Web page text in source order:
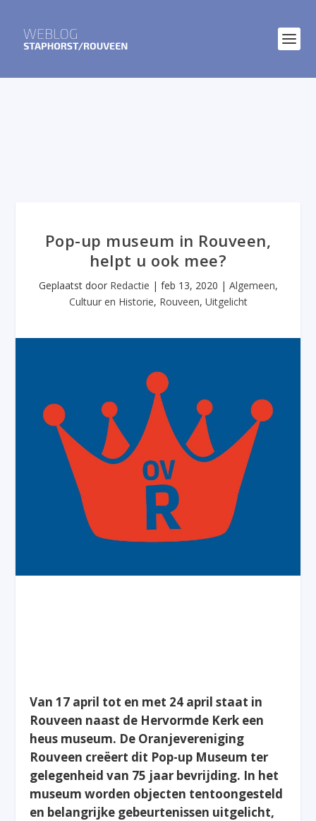
Pop-up museum in Rouveen,
helpt u ook mee?
Geplaatst door Redactie | feb 13, 2020 | Algemeen,
Cultuur en Historie, Rouveen, Uitgelicht
Van 17 april tot en met 24 april staat in
Rouveen naast de Hervormde Kerk een
heus museum. De Oranjevereniging
Rouveen creëert dit Pop-up Museum ter
gelegenheid van 75 jaar bevrijding. In het
museum worden objecten tentoongesteld
en belangrijke gebeurtenissen uitgelicht,